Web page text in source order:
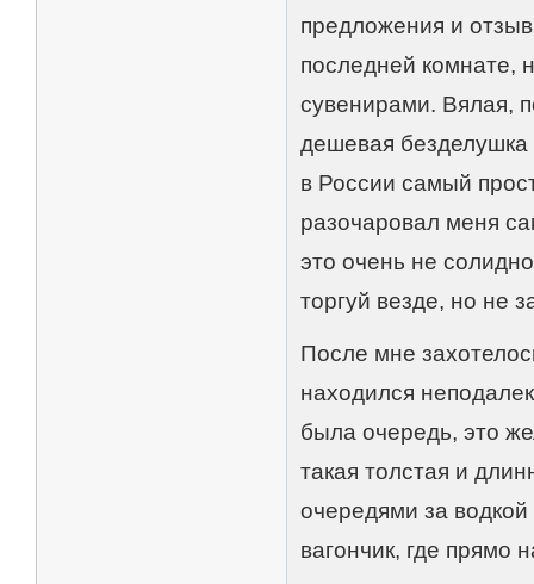
предложения и
последней комнате,
сувенирами. Вялая,
дешевая
в России самый
разочаровал меня
это очень не
торгуй везде, но не
После мне
находился
была очередь, это
такая толстая и
очередями за
вагончик, где прямо